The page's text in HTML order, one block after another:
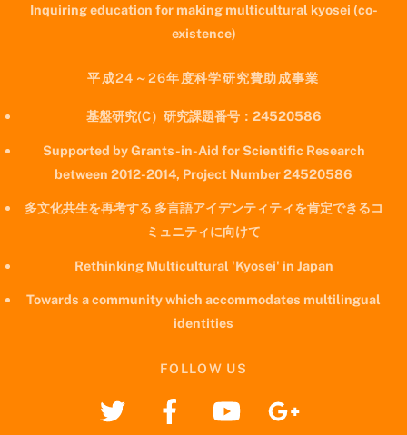
Inquiring education for making multicultural kyosei (co-
existence)
平成24～26年度科学研究費助成事業
基盤研究(C）研究課題番号：24520586
Supported by Grants-in-Aid for Scientific Research
between 2012-2014, Project Number 24520586
多文化共生を再考する 多言語アイデンティティを肯定できるコ
ミュニティに向けて
Rethinking Multicultural 'Kyosei' in Japan
Towards a community which accommodates multilingual
identities
FOLLOW US